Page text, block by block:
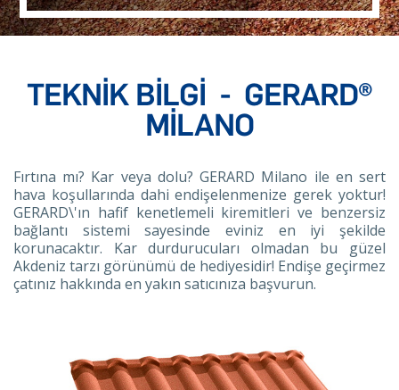
TEKNIK BILGI - GERARD®
MILANO
Fırtına mı? Kar veya dolu? GERARD Milano ile en sert
hava koşullarında dahi endişelenmenize gerek yoktur!
GERARD\'ın hafif kenetlemeli kiremitleri ve benzersiz
bağlantı sistemi sayesinde eviniz en iyi şekilde
korunacaktır. Kar durdurucuları olmadan bu güzel
Akdeniz tarzı görünümü de hediyesidir! Endişe geçirmez
çatınız hakkında en yakın satıcınıza başvurun.